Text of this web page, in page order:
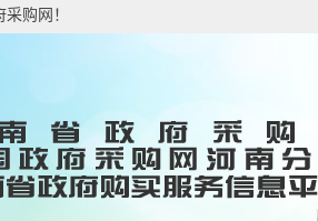
购网！